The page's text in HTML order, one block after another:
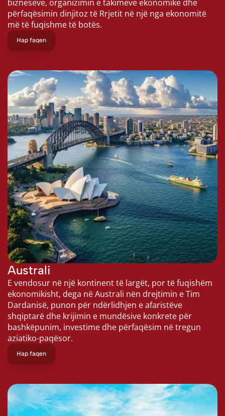
bizneseve, organizimin e takimeve ekonomike dhe
përfaqësimin dinjitoz të Rrjetit në një nga ekonomitë
më të fuqishme të botës.
Hap faqen
Australi
E vendosur në një kontinent të largët, por të fuqishëm
ekonomikisht, dega në Australi nën drejtimin e Tim
Dardanisë, punon për ndërlidhjen e afaristëve
shqiptarë dhe krijimin e mundësive konkrete për
bashkëpunim, investime dhe përfaqësim në tregun
aziatiko-paqësor.
Hap faqen